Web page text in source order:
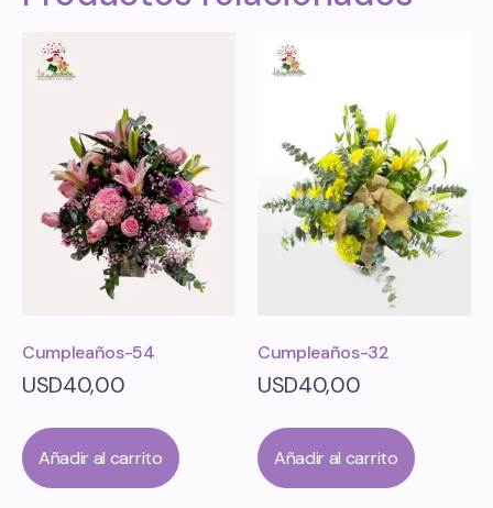
Cumpleaños-54
USD40,00
Añadir al carrito
Cumpleaños-32
USD40,00
Añadir al carrito